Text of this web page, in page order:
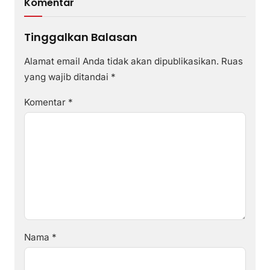
Tinggalkan Balasan
Alamat email Anda tidak akan dipublikasikan. Ruas
yang wajib ditandai *
Komentar *
Nama *